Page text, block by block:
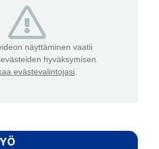
näyttäminen vaatii
hyväksymisen.
evästevalintojasi